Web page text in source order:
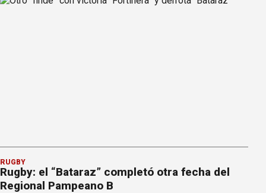
RUGBY
Rugby: el “Bataraz” completó otra fecha del
Regional Pampeano B